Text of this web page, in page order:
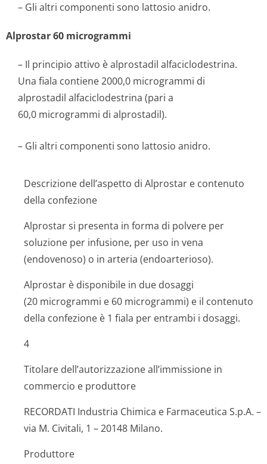
– Gli altri componenti sono lattosio anidro.
Alprostar 60 microgrammi
– Il principio attivo è alprostadil alfaciclodestrina.
Una fiala contiene 2000,0 microgrammi di
alprostadil alfaciclodestrina (pari a
60,0 microgrammi di alprostadil).
– Gli altri componenti sono lattosio anidro.
Descrizione dell’aspetto di Alprostar e contenuto
della confezione
Alprostar si presenta in forma di polvere per
soluzione per infusione, per uso in vena
(endovenoso) o in arteria (endoarterioso).
Alprostar è disponibile in due dosaggi
(20 microgrammi e 60 microgrammi) e il contenuto
della confezione è 1 fiala per entrambi i dosaggi.
4
Titolare dell’autorizzazione all’immissione in
commercio e produttore
RECORDATI Industria Chimica e Farmaceutica S.p.A. –
via M. Civitali, 1 – 20148 Milano.
Produttore